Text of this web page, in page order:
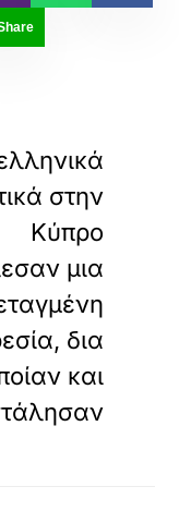
στην
Κύπρο
μια
δια
και